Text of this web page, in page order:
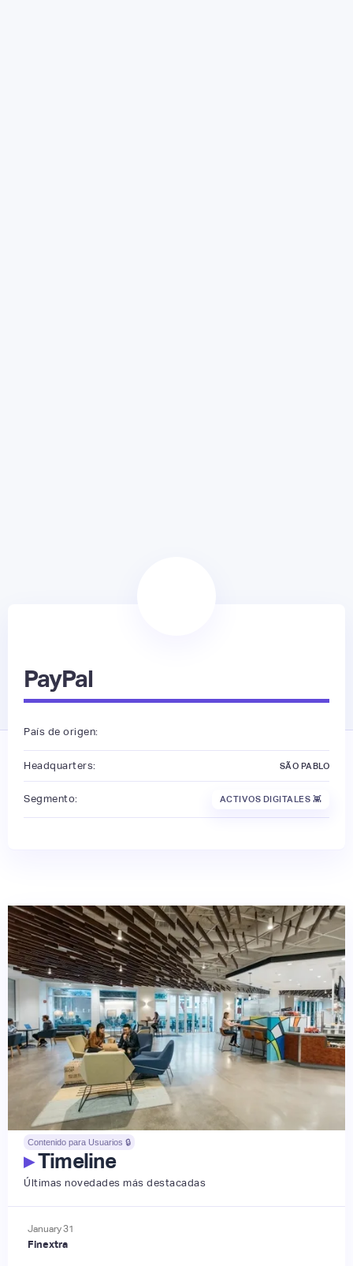
PayPal
País de origen:
Headquarters: SÃO PABLO
Segmento: ACTIVOS DIGITALES 👾
Contenido para Usuarios 🔒
▸Timeline
Últimas novedades más destacadas
January31
Finextra